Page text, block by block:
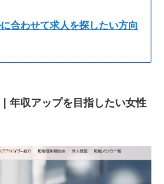
合わせて求人を探したい方向
｜年収アップを目指したい女性